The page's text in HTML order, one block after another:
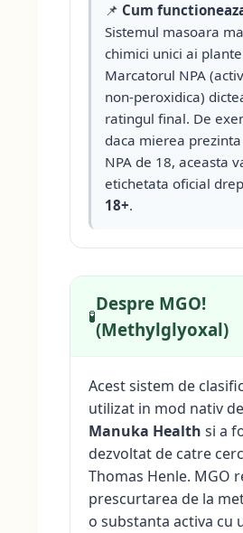
📌 Cum
Sistemul masoara
chimici unici ai
Marcatorul NPA
non-peroxidica)
ratingul final. De
daca mierea
NPA de 18, aceasta
etichetata oficial
18+.
🧪
Despre MGO!
(Methylglyoxal)
Acest sistem de
utilizat in mod nativ
Manuka Health si a
dezvoltat de catre
Thomas Henle. MGO
prescurtarea de la
o substanta activa cu